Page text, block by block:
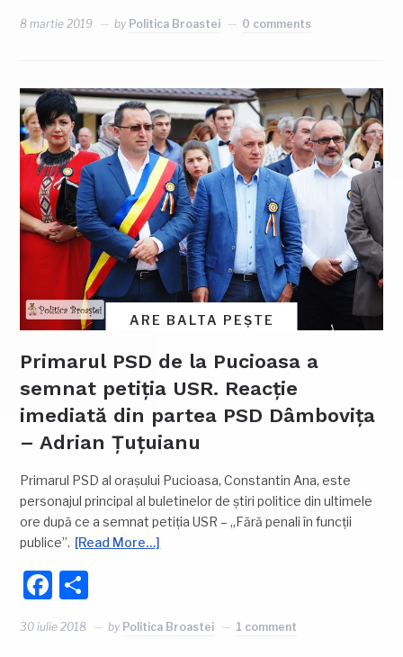
8 martie 2019 by Politica Broastei 0 comments
ARE BALTA PEȘTE
Primarul PSD de la Pucioasa a
semnat petiția USR. Reacție
imediată din partea PSD Dâmbovița
– Adrian Țuțuianu
Primarul PSD al orașului Pucioasa, Constantin Ana, este
personajul principal al buletinelor de știri politice din ultimele
ore după ce a semnat petiția USR – „Fără penali în funcții
publice”. [Read More…]
Facebook
30 iulie 2018 by Politica Broastei 1 comment